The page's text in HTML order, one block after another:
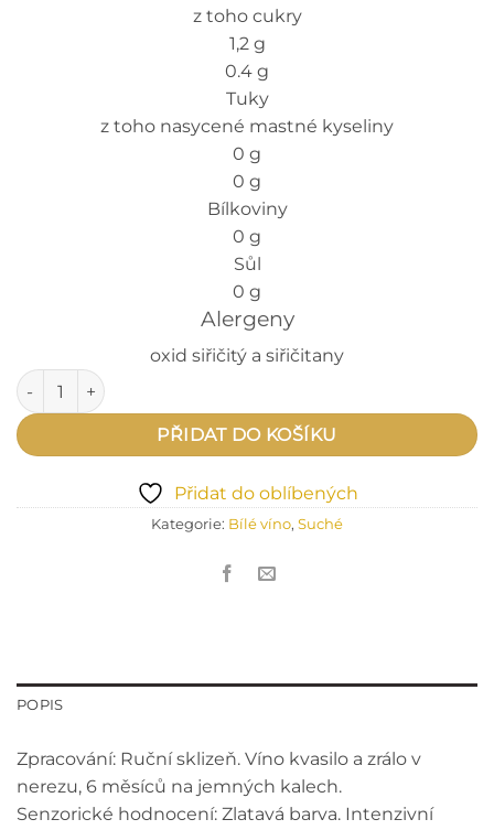
z toho cukry
1,2 g
0.4 g
Tuky
z toho nasycené mastné kyseliny
0 g
0 g
Bílkoviny
0 g
Sůl
0 g
Alergeny
oxid siřičitý a siřičitany
Sauvignon 2025 množství
PŘIDAT DO KOŠÍKU
Přidat do oblíbených
Kategorie: Bílé víno, Suché
POPIS
Zpracování: Ruční sklizeň. Víno kvasilo a zrálo v
nerezu, 6 měsíců na jemných kalech.
Senzorické hodnocení: Zlatavá barva. Intenzivní